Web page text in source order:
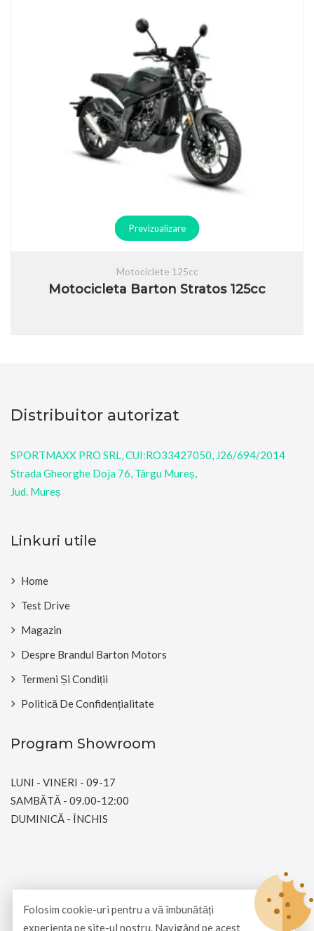
Previzualizare
Motociclete 125cc
Motocicleta Barton Stratos 125cc
Distribuitor autorizat
SPORTMAXX PRO SRL, CUI:RO33427050, J26/694/2014
Strada Gheorghe Doja 76, Târgu Mureș,
Jud. Mureș
Linkuri utile
Home
Test Drive
Magazin
Despre Brandul Barton Motors
Termeni Și Condiții
Politică De Confidențialitate
Program Showroom
LUNI - VINERI - 09-17
SAMBĂTĂ - 09.00-12:00
DUMINICĂ - ÎNCHIS
© Copyright 2026 Barton Motors Romania
All Rights
Reserved.
Folosim cookie-uri pentru a vă îmbunătăți
experiența pe site-ul nostru. Navigând pe acest